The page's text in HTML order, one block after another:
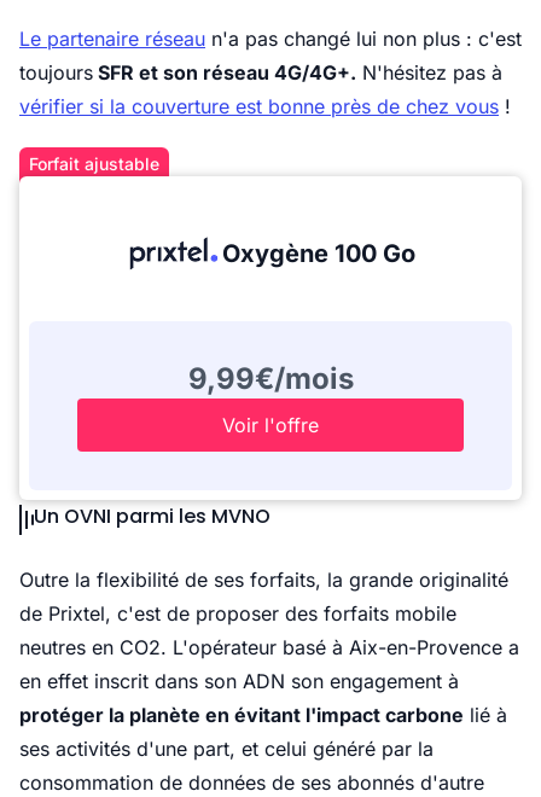
Le partenaire réseau n'a pas changé lui non plus : c'est
toujours SFR et son réseau 4G/4G+. N'hésitez pas à
vérifier si la couverture est bonne près de chez vous !
Forfait ajustable
Oxygène 100 Go
9,99€/mois
Voir l'offre
Un OVNI parmi les MVNO
Outre la flexibilité de ses forfaits, la grande originalité
de Prixtel, c'est de proposer des forfaits mobile
neutres en CO2. L'opérateur basé à Aix-en-Provence a
en effet inscrit dans son ADN son engagement à
protéger la planète en évitant l'impact carbone lié à
ses activités d'une part, et celui généré par la
consommation de données de ses abonnés d'autre